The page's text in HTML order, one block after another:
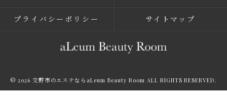
プライバシーポリシー サイトマップ
© 2026 交野市のエステならaLeum Beauty Room ALL RIGHTS RESERVED.